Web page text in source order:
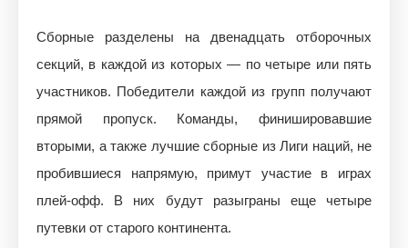
Сборные разделены на двенадцать отборочных
секций, в каждой из которых — по четыре или пять
участников. Победители каждой из групп получают
прямой пропуск. Команды, финишировавшие
вторыми, а также лучшие сборные из Лиги наций, не
пробившиеся напрямую, примут участие в играх
плей-офф. В них будут разыграны еще четыре
путевки от старого континента.